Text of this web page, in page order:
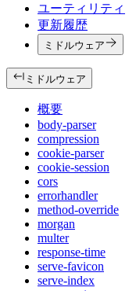
ユーティリティ
更新履歴
ミドルウェア
ミドルウェア
概要
body-parser
compression
cookie-parser
cookie-session
cors
errorhandler
method-override
morgan
multer
response-time
serve-favicon
serve-index